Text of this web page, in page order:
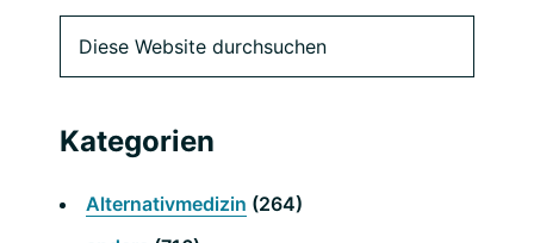
Primäre
Seitenleiste
Website
Kategorien
Alternativmedizin (264)